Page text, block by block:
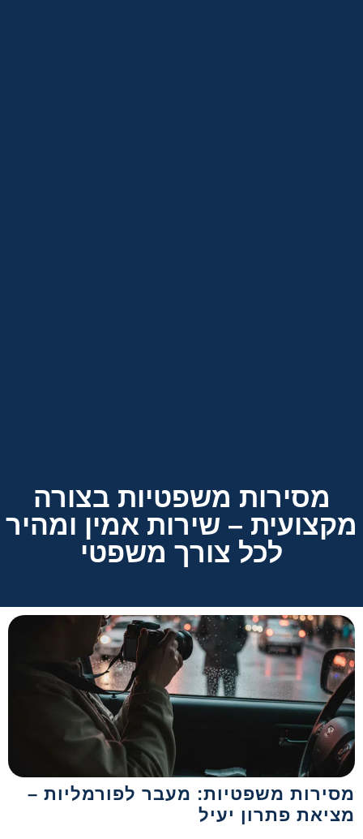
מסירות משפטיות בצורה
מקצועית – שירות אמין ומהיר
לכל צורך משפטי
מסירות משפטיות: מעבר לפורמליות –
מציאת פתרון יעיל